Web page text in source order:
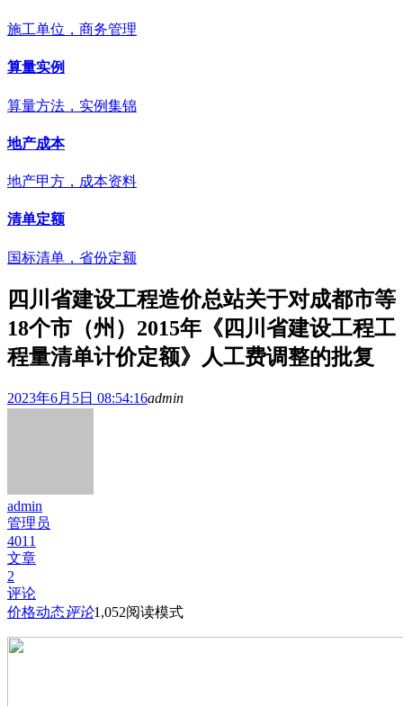
施工单位，商务管理
算量实例
算量方法，实例集锦
地产成本
地产甲方，成本资料
清单定额
国标清单，省份定额
四川省建设工程造价总站关于对成都市等
18个市（州）2015年《四川省建设工程工
程量清单计价定额》人工费调整的批复
2023年6月5日 08:54:16admin
admin
管理员
4011
文章
2
评论
价格动态评论1,052阅读模式